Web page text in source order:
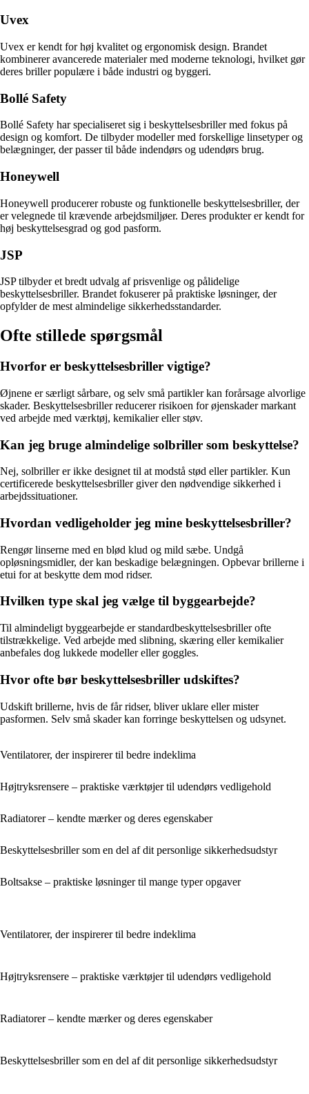
Uvex
Uvex er kendt for høj kvalitet og ergonomisk design. Brandet
kombinerer avancerede materialer med moderne teknologi, hvilket gør
deres briller populære i både industri og byggeri.
Bollé Safety
Bollé Safety har specialiseret sig i beskyttelsesbriller med fokus på
design og komfort. De tilbyder modeller med forskellige linsetyper og
belægninger, der passer til både indendørs og udendørs brug.
Honeywell
Honeywell producerer robuste og funktionelle beskyttelsesbriller, der
er velegnede til krævende arbejdsmiljøer. Deres produkter er kendt for
høj beskyttelsesgrad og god pasform.
JSP
JSP tilbyder et bredt udvalg af prisvenlige og pålidelige
beskyttelsesbriller. Brandet fokuserer på praktiske løsninger, der
opfylder de mest almindelige sikkerhedsstandarder.
Ofte stillede spørgsmål
Hvorfor er beskyttelsesbriller vigtige?
Øjnene er særligt sårbare, og selv små partikler kan forårsage alvorlige
skader. Beskyttelsesbriller reducerer risikoen for øjenskader markant
ved arbejde med værktøj, kemikalier eller støv.
Kan jeg bruge almindelige solbriller som beskyttelse?
Nej, solbriller er ikke designet til at modstå stød eller partikler. Kun
certificerede beskyttelsesbriller giver den nødvendige sikkerhed i
arbejdssituationer.
Hvordan vedligeholder jeg mine beskyttelsesbriller?
Rengør linserne med en blød klud og mild sæbe. Undgå
opløsningsmidler, der kan beskadige belægningen. Opbevar brillerne i
etui for at beskytte dem mod ridser.
Hvilken type skal jeg vælge til byggearbejde?
Til almindeligt byggearbejde er standardbeskyttelsesbriller ofte
tilstrækkelige. Ved arbejde med slibning, skæring eller kemikalier
anbefales dog lukkede modeller eller goggles.
Hvor ofte bør beskyttelsesbriller udskiftes?
Udskift brillerne, hvis de får ridser, bliver uklare eller mister
pasformen. Selv små skader kan forringe beskyttelsen og udsynet.
Ventilatorer, der inspirerer til bedre indeklima
Højtryksrensere – praktiske værktøjer til udendørs vedligehold
Radiatorer – kendte mærker og deres egenskaber
Beskyttelsesbriller som en del af dit personlige sikkerhedsudstyr
Boltsakse – praktiske løsninger til mange typer opgaver
Ventilatorer, der inspirerer til bedre indeklima
Højtryksrensere – praktiske værktøjer til udendørs vedligehold
Radiatorer – kendte mærker og deres egenskaber
Beskyttelsesbriller som en del af dit personlige sikkerhedsudstyr